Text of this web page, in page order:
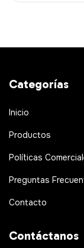
Categorías
Inicio
Productos
Políticas
Preguntas
Contacto
Contáctanos